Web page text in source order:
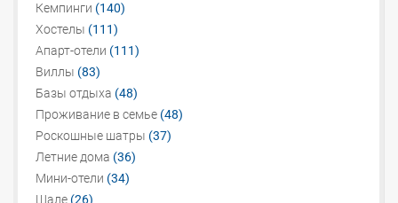
Кемпинги (140)
Хостелы (111)
Апарт-отели (111)
Виллы (83)
Базы отдыха (48)
Проживание в семье (48)
Роскошные шатры (37)
Летние дома (36)
Мини-отели (34)
Шале (26)